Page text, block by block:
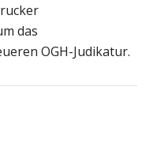
das
OGH-Judikatur.